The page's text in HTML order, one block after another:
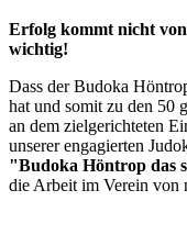
Erfolg kommt nicht
wichtig!
Dass der Budoka
hat und somit zu den 50
an dem zielgerichteten
unserer engagierten
"Budoka Höntrop das
die Arbeit im Verein von